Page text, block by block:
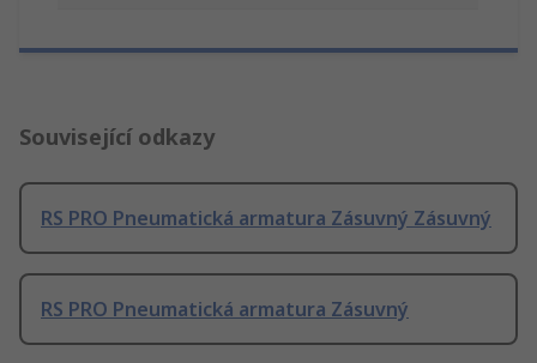
Související odkazy
RS PRO Pneumatická armatura Zásuvný Zásuvný
RS PRO Pneumatická armatura Zásuvný